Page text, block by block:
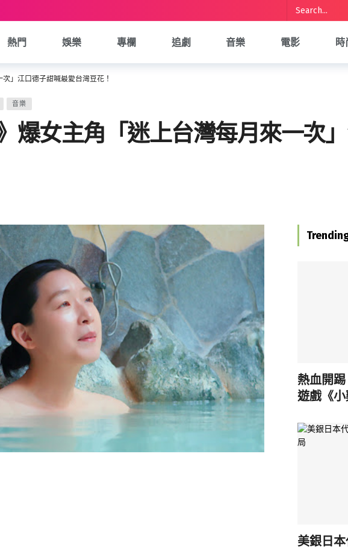
熱門 娛樂 專欄 追劇 音樂 電影 時
」江口德子甜喊最愛台灣豆花！
音樂
爆女主角「迷上台灣每月來一次
熱血開
遊戲《
美銀日